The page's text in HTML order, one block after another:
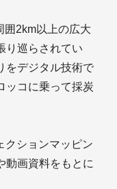
囲2km以上の広大
り巡らされてい
をデジタル技術で
ッコに乗って採炭
クションマッピン
動画資料をもとに